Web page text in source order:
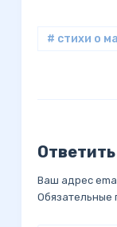
# стихи о
Ответить
Ваш адрес
Обязательные